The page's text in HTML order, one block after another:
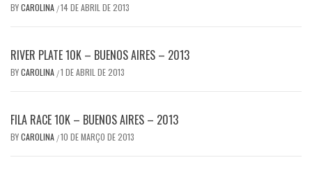
BYCAROLINA /14 DE ABRIL DE 2013
RIVER PLATE 10K – BUENOS AIRES – 2013
BYCAROLINA /1 DE ABRIL DE 2013
FILA RACE 10K – BUENOS AIRES – 2013
BYCAROLINA /10 DE MARÇO DE 2013